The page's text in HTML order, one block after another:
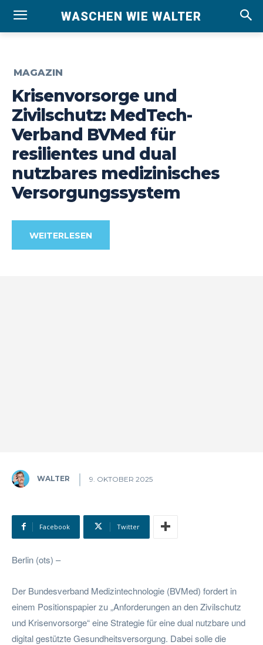
WASCHEN WIE WALTER
MAGAZIN
Krisenvorsorge und
Zivilschutz: MedTech-
Verband BVMed für
resilientes und dual
nutzbares medizinisches
Versorgungssystem
WEITERLESEN
WALTER 9. OKTOBER 2025
Facebook Twitter
Berlin (ots) –
Der Bundesverband Medizintechnologie (BVMed) fordert in
einem Positionspapier zu „Anforderungen an den Zivilschutz
und Krisenvorsorge“ eine Strategie für eine dual nutzbare und
digital gestützte Gesundheitsversorgung. Dabei solle die